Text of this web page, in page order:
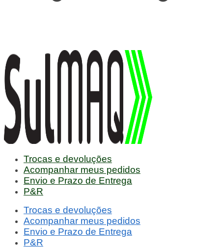
Trocas e devoluções
Acompanhar meus pedidos
Envio e Prazo de Entrega
P&R
Trocas e devoluções
Acompanhar meus pedidos
Envio e Prazo de Entrega
P&R